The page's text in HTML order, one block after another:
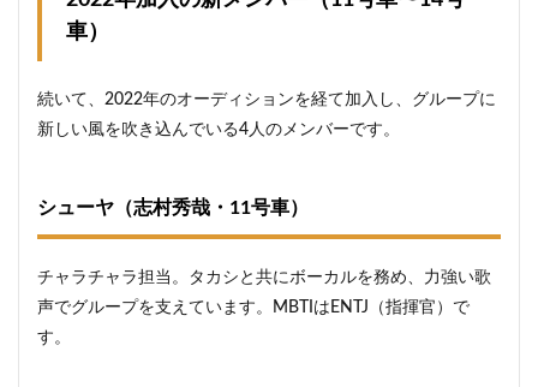
車）
続いて、2022年のオーディションを経て加入し、グループに
新しい風を吹き込んでいる4人のメンバーです。
シューヤ（志村秀哉・11号車）
チャラチャラ担当。タカシと共にボーカルを務め、力強い歌
声でグループを支えています。MBTIはENTJ（指揮官）で
す。